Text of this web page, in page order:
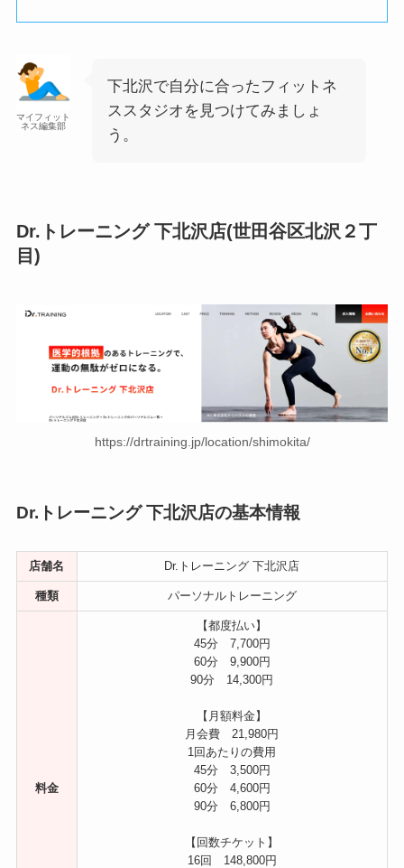
マイフィット
ネス編集部
下北沢で自分に合ったフィットネ
ススタジオを見つけてみましょ
う。
Dr.トレーニング 下北沢店(世田谷区北沢２丁
目)
https://drtraining.jp/location/shimokita/
Dr.トレーニング 下北沢店の基本情報
店舗名 Dr.トレーニング 下北沢店
種類 パーソナルトレーニング
料金
【都度払い】
45分 7,700円
60分 9,900円
90分 14,300円
【月額料金】
月会費 21,980円
1回あたりの費用
45分 3,500円
60分 4,600円
90分 6,800円
【回数チケット】
16回 148,800円